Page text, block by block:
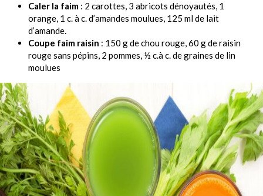
Caler la faim : 2 carottes, 3 abricots dénoyautés, 1
orange, 1 c. à c. d’amandes moulues, 125 ml de lait
d’amande.
Coupe faim raisin : 150 g de chou rouge, 60 g de raisin
rouge sans pépins, 2 pommes, ½ c.à c. de graines de lin
moulues